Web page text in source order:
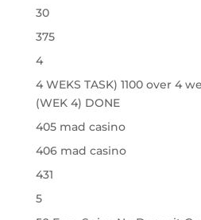
30
375
4
4 WEKS TASK) 1100 over 4
(WEK 4) DONE
405 mad casino
406 mad casino
431
5